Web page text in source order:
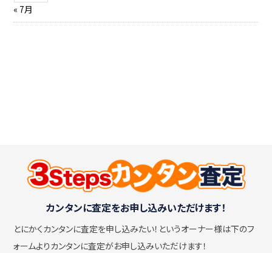
« 7月
カンタンに査定をお申し込みいただけます！
とにかくカンタンに査定を申し込みたい！ というオーナー様は下のフ
ォームよりカンタンに査定がお申し込みいただけます！